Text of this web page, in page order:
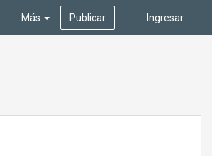
Ingresar
Más Publicar